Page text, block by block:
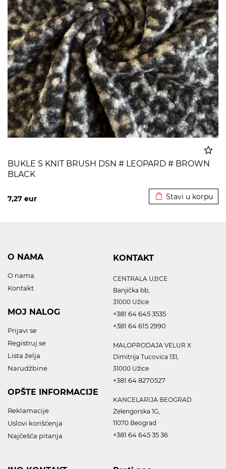
BUKLE S KNIT BRUSH DSN # LEOPARD # BROWN
BLACK
7,27 eur Stavi u korpu
O NAMA
O nama
Kontakt
MOJ NALOG
Prijavi se
Registruj se
Lista želja
Narudžbine
OPŠTE INFORMACIJE
Reklamacije
Uslovi korišćenja
Najčešća pitanja
KONTAKT
CENTRALA UžICE
Banjička bb,
31000 Užice
+381 64 645 3535
+381 64 615 2990
MALOPRODAJA VELUR X
Dimitrija Tucovica 131,
31000 Užice
+381 64 8270527
KANCELARIJA BEOGRAD
Zelengorska 1G,
11070 Beograd
+381 64 645 35 36